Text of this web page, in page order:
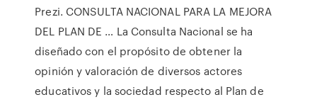
Prezi. CONSULTA NACIONAL PARA LA MEJORA
DEL PLAN DE … La Consulta Nacional se ha
diseñado con el propósito de obtener la
opinión y valoración de diversos actores
educativos y la sociedad respecto al Plan de